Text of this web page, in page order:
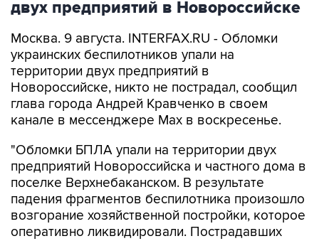
Москва. 9 августа. INTERFAX.RU - Обломки
территории двух предприятий в
Новороссийске, никто не пострадал, сообщил
глава города Андрей Кравченко в своем
канале в мессенджере Max в воскресенье.
"Обломки БПЛА упали на территории двух
поселке Верхнебаканском. В результате
падения фрагментов беспилотника произошло
возгорание хозяйственной постройки, которое
оперативно ликвидировали. Пострадавших
нет", - говорится в сообщении.